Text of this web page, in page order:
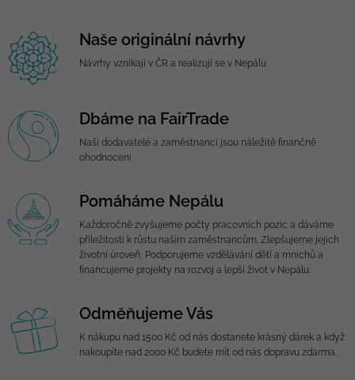
Naše originální návrhy
Návrhy vznikají v ČR a realizují se v Nepálu
Dbáme na FairTrade
Naši dodavatelé a zaměstnanci jsou náležitě finančně
ohodnoceni
Pomáháme Nepálu
Každoročně zvyšujeme počty pracovních pozic a dáváme
příležitosti k růstu našim zaměstnancům. Zlepšujeme jejich
životní úroveň, Podporujeme vzdělávání dětí a mnichů a
financujeme projekty na rozvoj a lepší život v Nepálu.
Odměňujeme Vás
K nákupu nad 1500 Kč od nás dostanete krásný dárek a když
nakoupíte nad 2000 Kč budete mít od nás dopravu zdarma.